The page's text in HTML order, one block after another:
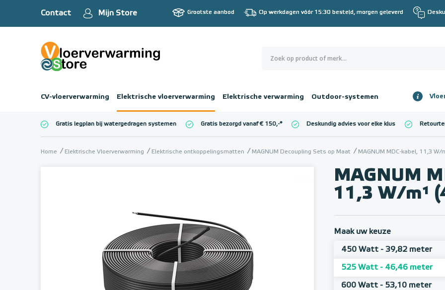
Contact Mijn Store Grootste aanbod Op werkdagen vóór 15:30 besteld, morgen geleverd
CV-vloerverwarming Elektrische vloerverwarming Elektrische verwarming Outdoor-systemen
€ 0,00
Gratis legplan bij watergedragen systemen Gratis bezorgd vanaf € 150,-* Deskundig advies voor elke klus
Home Elektrische Vloerverwarming Elektrische ontkoppelingsmatten MAGNUM Decoupling Sets op Maat MAGNUM MDC-kabel, 11,3
MAGNUM
11,3 W/m¹
Maak uw keuze
450 Watt - 39,82 meter
525 Watt - 46,46 meter
600 Watt - 53,10 meter